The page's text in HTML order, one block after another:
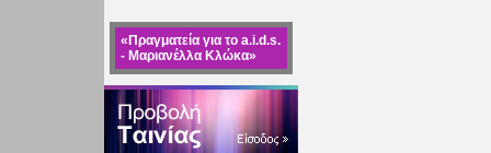
«Πραγματεία για το a.i.d.s.
- Μαριανέλλα Κλώκα»